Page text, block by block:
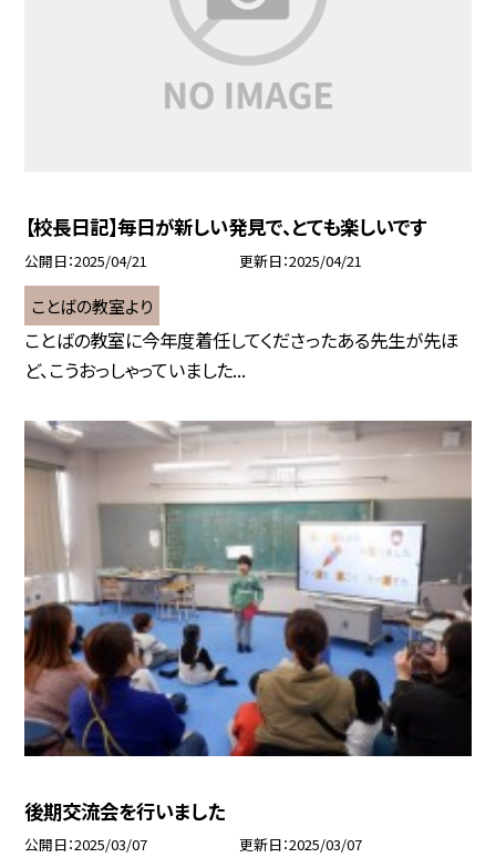
【校長日記】毎日が新しい発見で、とても楽しいです
公開日 2025/04/21 更新日 2025/04/21
ことばの教室より
ことばの教室に今年度着任してくださったある先生が先ほ
ど、こうおっしゃっていました...
後期交流会を行いました
公開日 2025/03/07 更新日 2025/03/07